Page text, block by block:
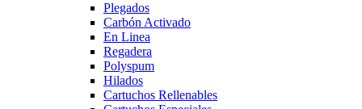
Plegados
Carbón Activado
En Linea
Regadera
Polyspum
Hilados
Cartuchos Rellenables